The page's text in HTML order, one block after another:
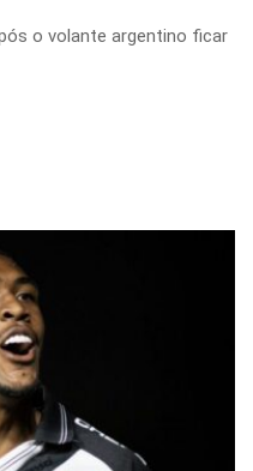
o volante argentino ficar